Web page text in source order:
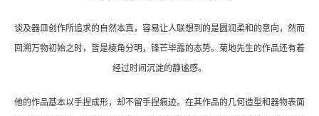
谈及器皿创作所追求的自然本真，容易让人联想到的是圆润柔和的意向，然而
回溯万物初始之时，皆是棱角分明，锋芒毕露的态势。菊地先生的作品还有着
经过时间沉淀的静谧感。
他的作品基本以手捏成形，却不留手捏痕迹。在其作品的几何造型和器物表面